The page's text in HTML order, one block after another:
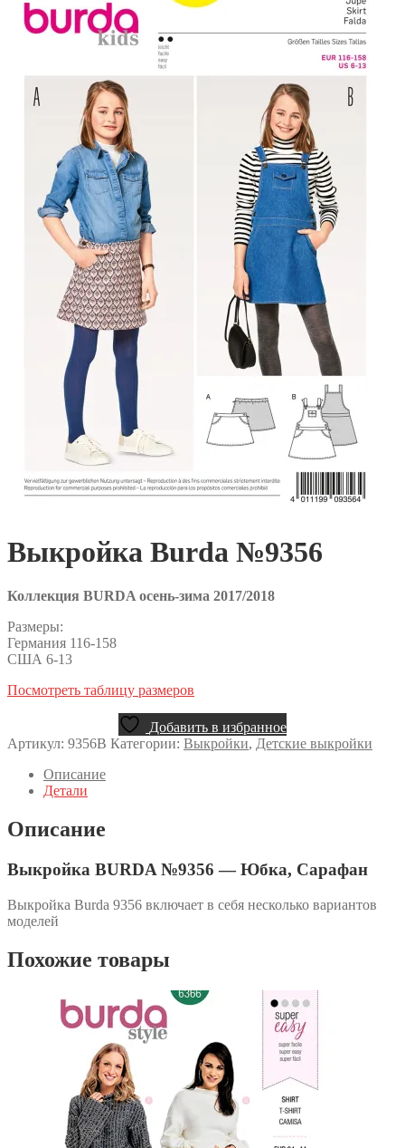
Выкройка Burda №9356
Коллекция BURDA осень-зима 2017/2018
Размеры:
Германия 116-158
США 6-13
Посмотреть таблицу размеров
Добавить в избранное
Артикул: 9356B Категории: Выкройки, Детские выкройки
Описание
Детали
Описание
Выкройка BURDA №9356 — Юбка, Сарафан
Выкройка Burda 9356 включает в себя несколько вариантов
моделей
Похожие товары